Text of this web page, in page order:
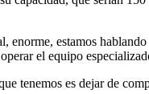
enorme, estamos
el equipo
tenemos es dejar de